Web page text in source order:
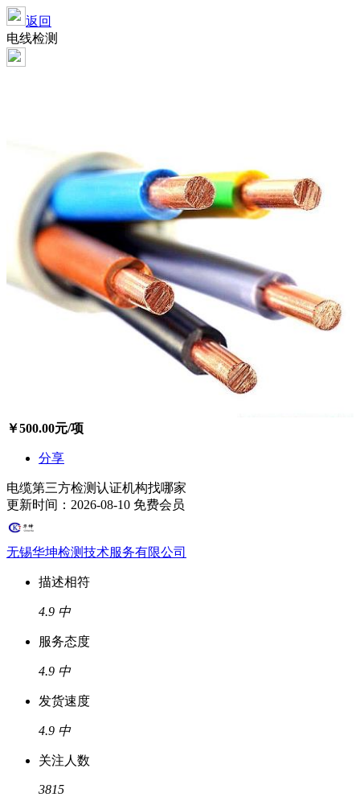
返回
电线检测
￥500.00元/项
分享
电缆第三方检测认证机构找哪家
更新时间：2026-08-10 免费会员
无锡华坤检测技术服务有限公司
描述相符
4.9 中
服务态度
4.9 中
发货速度
4.9 中
关注人数
3815